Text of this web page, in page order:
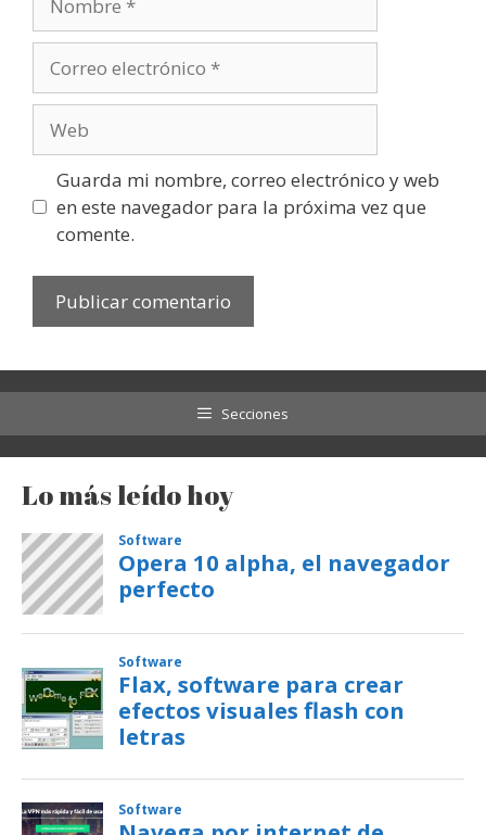
electrónico
Guarda mi nombre, correo electrónico y web
en este navegador para la próxima vez que
comente.
Secciones
Lo más leído hoy